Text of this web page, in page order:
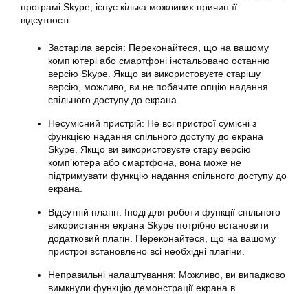
програмі Skype, існує кілька можливих причин її
відсутності:
Застаріла версія: Переконайтеся, що на вашому
комп‘ютері або смартфоні інстальовано останню
версію Skype. Якщо ви використовуєте старішу
версію, можливо, ви не побачите опцію надання
спільного доступу до екрана.
Несумісний пристрій: Не всі пристрої сумісні з
функцією надання спільного доступу до екрана
Skype . Якщо ви використовуєте стару версію
комп’ютера або смартфона, вона може не
підтримувати функцію надання спільного доступу до
екрана.
Відсутній плагін: Іноді для роботи функції спільного
використання екрана Skype потрібно встановити
додатковий плагін. Переконайтеся, що на вашому
пристрої встановлено всі необхідні плагіни.
Неправильні налаштування: Можливо, ви випадково
вимкнули функцію демонстрації екрана в